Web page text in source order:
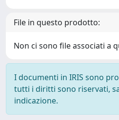
File in questo prodotto:
Non ci sono file associati a
I documenti in IRIS sono
tutti i diritti sono riservati,
indicazione.